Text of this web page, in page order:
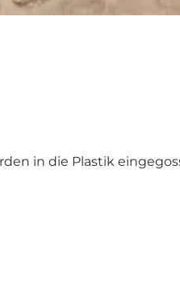
in die Plastik